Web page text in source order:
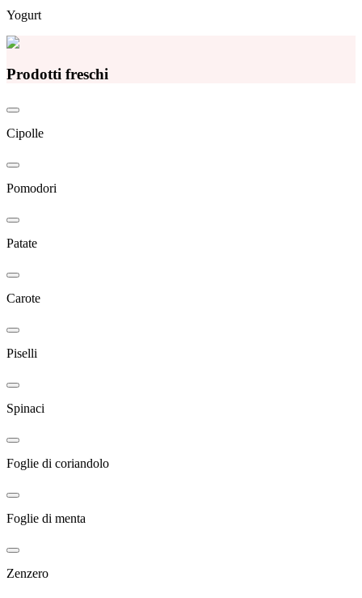
Yogurt
Prodotti freschi
Cipolle
Pomodori
Patate
Carote
Piselli
Spinaci
Foglie di coriandolo
Foglie di menta
Zenzero